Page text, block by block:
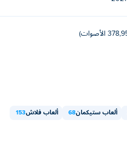
ألعاب ستيكمان68 ألعاب فلاش153